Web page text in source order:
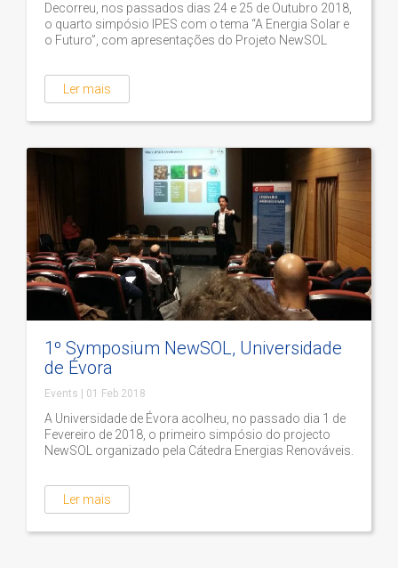
Decorreu, nos passados dias 24 e 25 de Outubro 2018,
o quarto simpósio IPES com o tema “A Energia Solar e
o Futuro”, com apresentações do Projeto NewSOL
Ler mais
1º Symposium NewSOL, Universidade
de Évora
Events 01 Feb 2018
A Universidade de Évora acolheu, no passado dia 1 de
Fevereiro de 2018, o primeiro simpósio do projecto
NewSOL organizado pela Cátedra Energias Renováveis.
Ler mais